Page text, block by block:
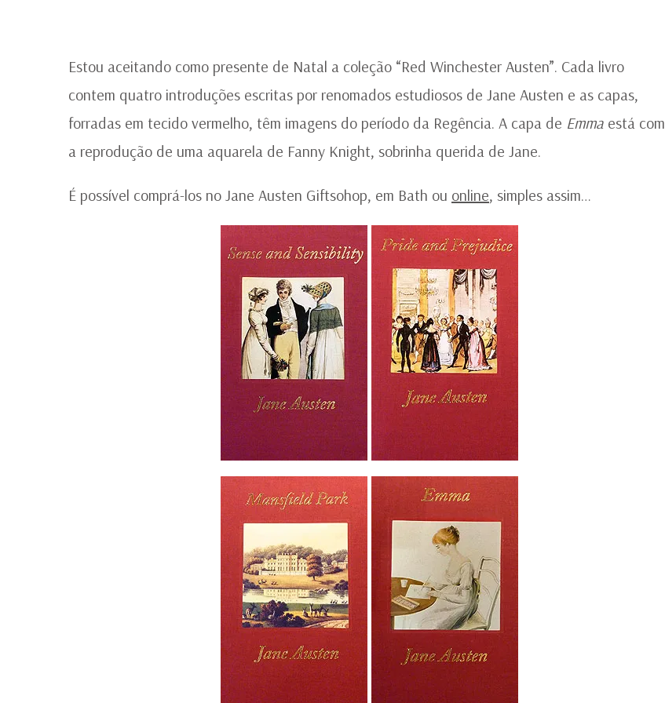
Estou aceitando como presente de Natal a coleção “Red Winchester Austen”. Cada livro
contem quatro introduções escritas por renomados estudiosos de Jane Austen e as capas,
forradas em tecido vermelho, têm imagens do período da Regência. A capa de Emma está com
a reprodução de uma aquarela de Fanny Knight, sobrinha querida de Jane.
É possível comprá-los no Jane Austen Giftsohop, em Bath ou online, simples assim…